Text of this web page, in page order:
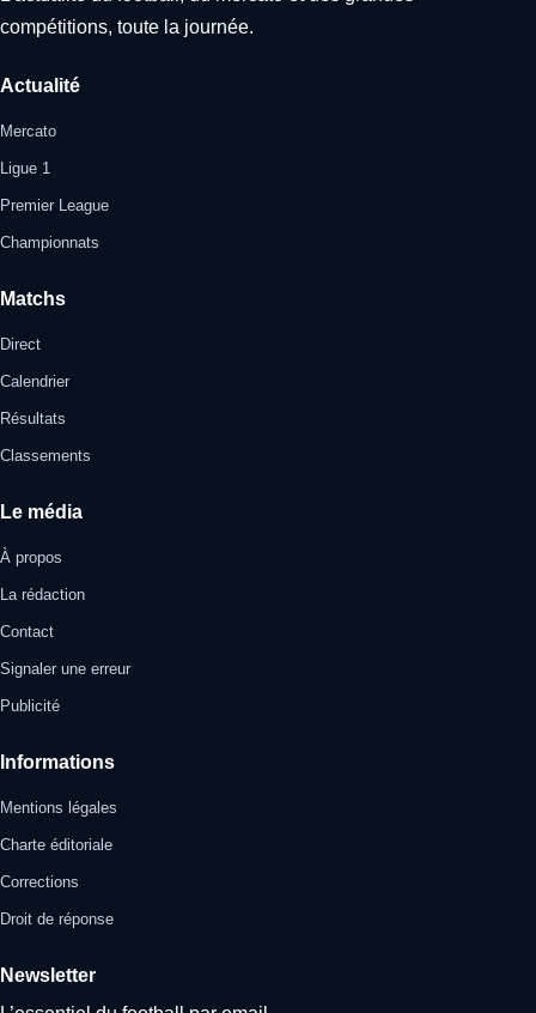
compétitions, toute la journée.
Actualité
Mercato
Ligue 1
Premier League
Championnats
Matchs
Direct
Calendrier
Résultats
Classements
Le média
À propos
La rédaction
Contact
Signaler une erreur
Publicité
Informations
Mentions légales
Charte éditoriale
Corrections
Droit de réponse
Newsletter